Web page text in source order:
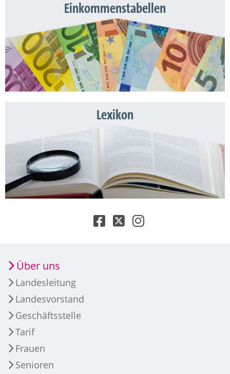
Einkommenstabellen
Lexikon
Über uns
Landesleitung
Landesvorstand
Geschäftsstelle
Tarif
Frauen
Senioren